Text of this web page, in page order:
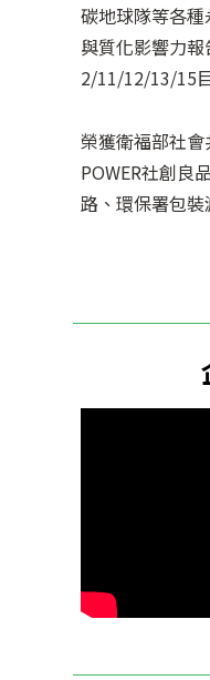
碳地球隊等各
與質化影響力報
2/11/12/13/15
榮獲衛福部社
POWER社創良
路、環保署包裝